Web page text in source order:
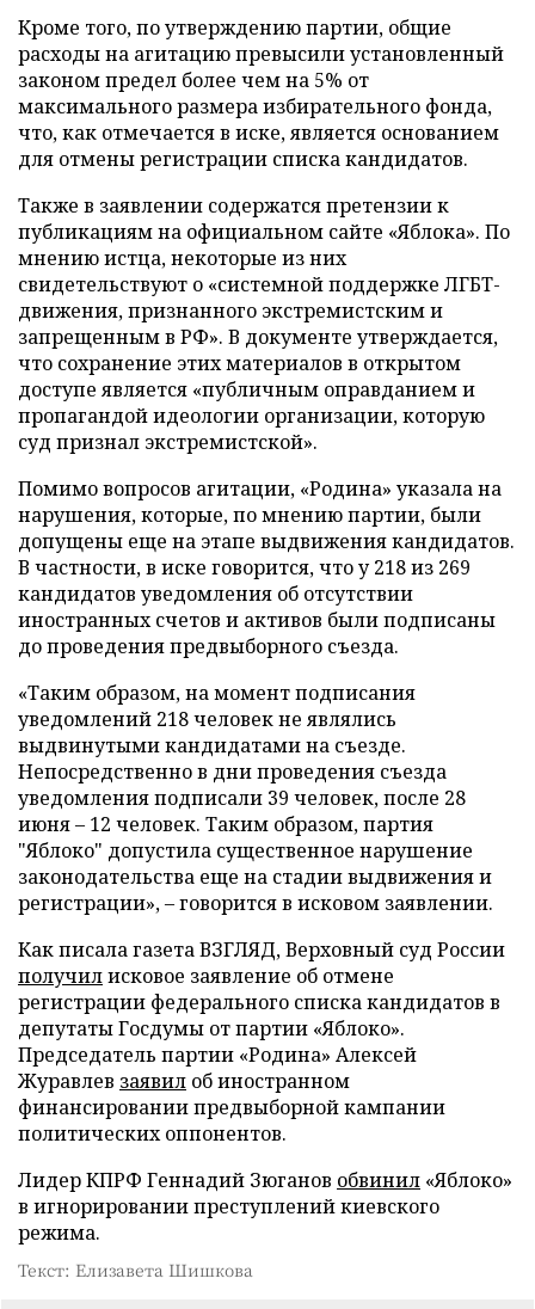
Кроме того, по утверждению партии, общие
расходы на агитацию превысили установленный
законом предел более чем на 5% от
максимального размера избирательного фонда,
что, как отмечается в иске, является основанием
для отмены регистрации списка кандидатов.
Также в заявлении содержатся претензии к
публикациям на официальном сайте «Яблока». По
мнению истца, некоторые из них
свидетельствуют о «системной поддержке ЛГБТ-
движения, признанного экстремистским и
запрещенным в РФ». В документе утверждается,
что сохранение этих материалов в открытом
доступе является «публичным оправданием и
пропагандой идеологии организации, которую
суд признал экстремистской».
Помимо вопросов агитации, «Родина» указала на
нарушения, которые, по мнению партии, были
допущены еще на этапе выдвижения кандидатов.
В частности, в иске говорится, что у 218 из 269
кандидатов уведомления об отсутствии
иностранных счетов и активов были подписаны
до проведения предвыборного съезда.
«Таким образом, на момент подписания
уведомлений 218 человек не являлись
выдвинутыми кандидатами на съезде.
Непосредственно в дни проведения съезда
уведомления подписали 39 человек, после 28
июня – 12 человек. Таким образом, партия
"Яблоко" допустила существенное нарушение
законодательства еще на стадии выдвижения и
регистрации», – говорится в исковом заявлении.
Как писала газета ВЗГЛЯД, Верховный суд России
получилисковое заявление об отмене
регистрации федерального списка кандидатов в
депутаты Госдумы от партии «Яблоко».
Председатель партии «Родина» Алексей
Журавлев заявил об иностранном
финансировании предвыборной кампании
политических оппонентов.
Лидер КПРФ Геннадий Зюганов обвинил «Яблоко»
в игнорировании преступлений киевского
режима.
Текст: Елизавета Шишкова